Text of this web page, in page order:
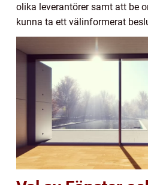
olika leverantörer samt att be
kunna ta ett välinformerat